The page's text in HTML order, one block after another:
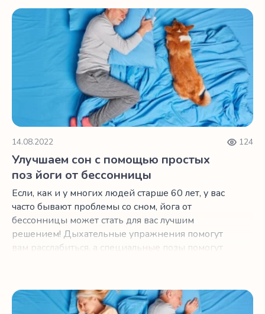
раздражения, гнева, неуверенности в себе,
беспокойства и внутреннего разговора с самим
собой, которые вызваны повседневными
стрессами, подумайте о медитации. Это
позволит контролировать стресс, повысить
продуктивность и сохранить здоровье и
комфорт.
Улучшаем сон с помощью простых поз йоги от
14.08.2022 124
Улучшаем сон с помощью простых
поз йоги от бессонницы
Если, как и у многих людей старше 60 лет, у вас
часто бывают проблемы со сном, йога от
бессонницы может стать для вас лучшим
решением! Дыхательные упражнения помогут
вам расслабиться, а специальные позы помогут
6 советов, если у вас проблемы со сном